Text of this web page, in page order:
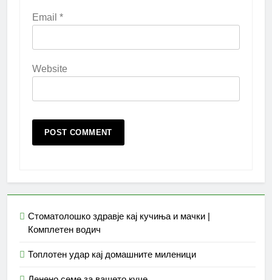
Email *
Website
Стоматолошко здравје кај кучиња и мачки |
Комплетен водич
Топлотен удар кај домашните миленици